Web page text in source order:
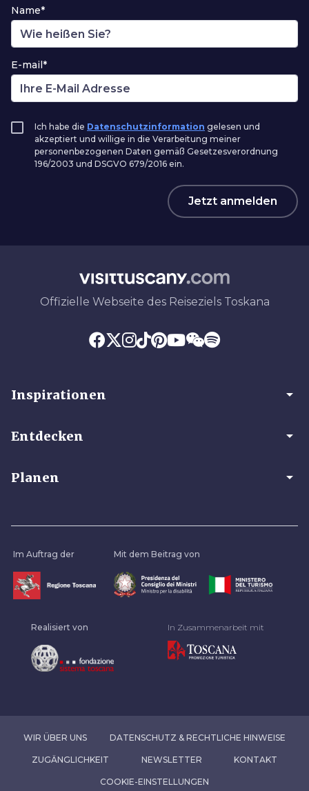
Name*
E-mail*
Ich habe die Datenschutzinformation gelesen und
akzeptiert und willige in die Verarbeitung meiner
personenbezogenen Daten gemäß Gesetzesverordnung
196/2003 und DSGVO 679/2016 ein.
Jetzt anmelden
Offizielle Webseite des Reiseziels Toskana
Inspirationen arrow_drop_down
Entdecken arrow_drop_down
Planen arrow_drop_down
Im Auftrag der Mit dem Beitrag von
Realisiert von In Zusammenarbeit mit
WIR ÜBER UNS DATENSCHUTZ & RECHTLICHE HINWEISE
ZUGÄNGLICHKEIT NEWSLETTER KONTAKT
COOKIE-EINSTELLUNGEN